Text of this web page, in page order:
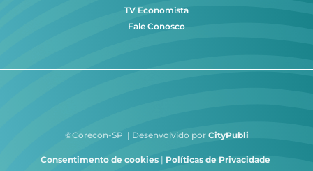
TV Economista
Fale Conosco
©Corecon-SP | Desenvolvido por CityPubli
Consentimento de cookies | Políticas de Privacidade